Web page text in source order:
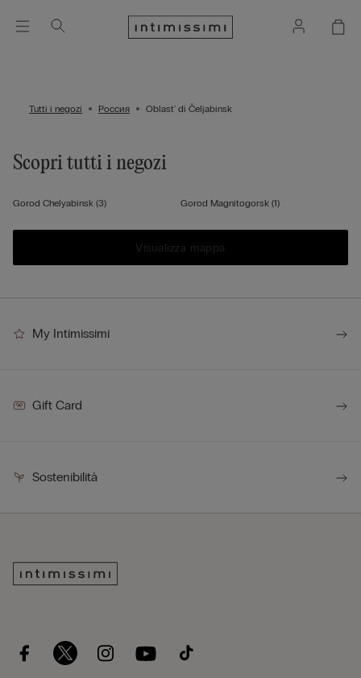
Tutti i negozi Россия Oblast' di Čeljabinsk
Scopri tutti i negozi
Gorod Chelyabinsk (3) Gorod Magnitogorsk (1)
Visualizza mappa
My Intimissimi
Gift Card
Sostenibilità